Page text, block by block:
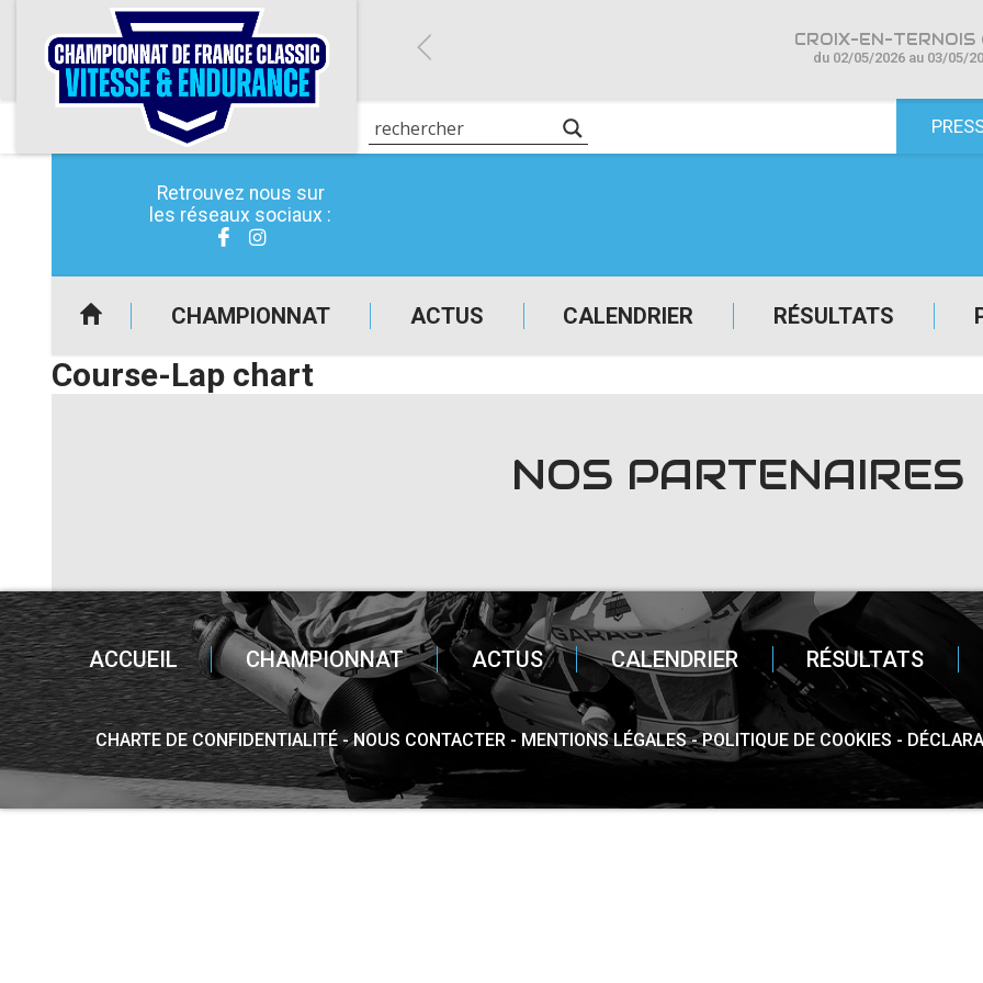
Retrouvez nous sur
les réseaux sociaux :
CHAMPIONNAT ACTUS CALENDRIER RÉSULTATS
CROIX-EN-TERNOIS
du 02/05/2026 au 03/05/
Course-Lap chart
NOS PARTENAIRES
ACCUEIL CHAMPIONNAT ACTUS CALENDRIER RÉSULTATS
CHARTE DE CONFIDENTIALITÉ NOUS CONTACTER MENTIONS LÉGALES POLITIQUE DE COOKIES